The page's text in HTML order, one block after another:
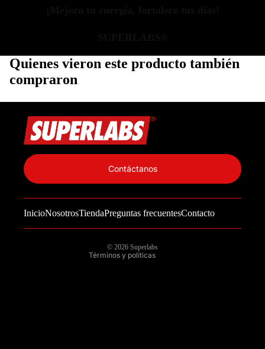
Quienes vieron este producto también
compraron
InicioNosotrosTiendaPreguntas frecuentesContacto
Contáctanos
© 2026 Superlabs
Términos y políticas
Información de contacto
Política de reembolso
Términos del servicio
Política de envío